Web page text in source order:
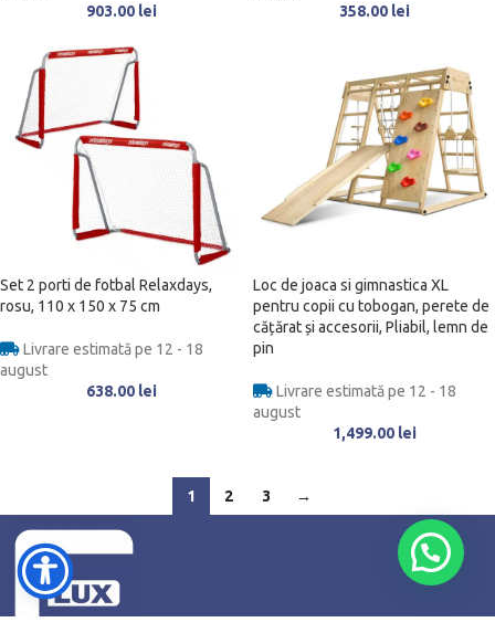
903.00 lei
358.00 lei
Set 2 porti de fotbal Relaxdays,
rosu, 110 x 150 x 75 cm
Livrare estimată pe 12 - 18
august
638.00 lei
Loc de joaca si gimnastica XL
pentru copii cu tobogan, perete de
cățărat și accesorii, Pliabil, lemn de
pin
Livrare estimată pe 12 - 18
august
1,499.00 lei
1 2 3 →